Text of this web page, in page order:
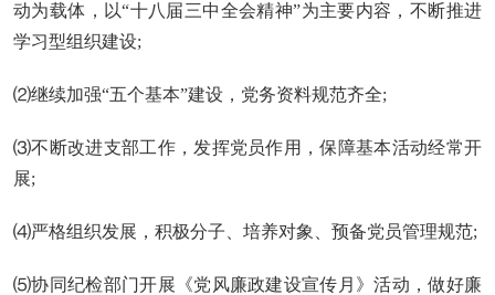
动为载体，以“十八届三中全会精神”为主要内容，不断推进
学习型组织建设;
⑵继续加强“五个基本”建设，党务资料规范齐全;
⑶不断改进支部工作，发挥党员作用，保障基本活动经常开
展;
⑷严格组织发展，积极分子、培养对象、预备党员管理规范;
⑸协同纪检部门开展《党风廉政建设宣传月》活动，做好廉